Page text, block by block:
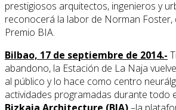
prestigiosos arquitectos, ingenieros y
reconocerá la labor de Norman Foster,
Premio BIA.
Bilbao, 17 de septiembre de 2014.-
abandono, la Estación de La Naja
al público y lo hace como centro
actividades programadas durante todo
Bizkaia Architecture (BIA)–la